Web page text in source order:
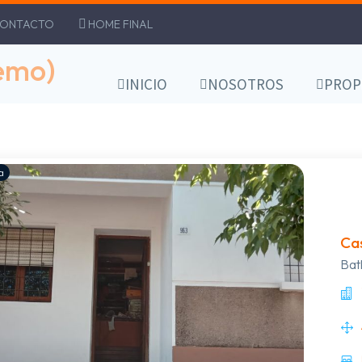
HOME FINAL
INICIO NOSOTROS